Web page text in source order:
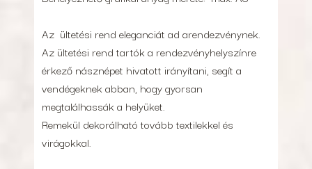
Az ültetési rend eleganciát ad arendezvénynek.
Az ültetési rend tartók a rendezvényhelyszínre
érkező násznépet hivatott irányítani, segít a
vendégeknek abban, hogy gyorsan
megtalálhassák a helyüket.
Remekül dekorálható tovább textilekkel és
virágokkal.